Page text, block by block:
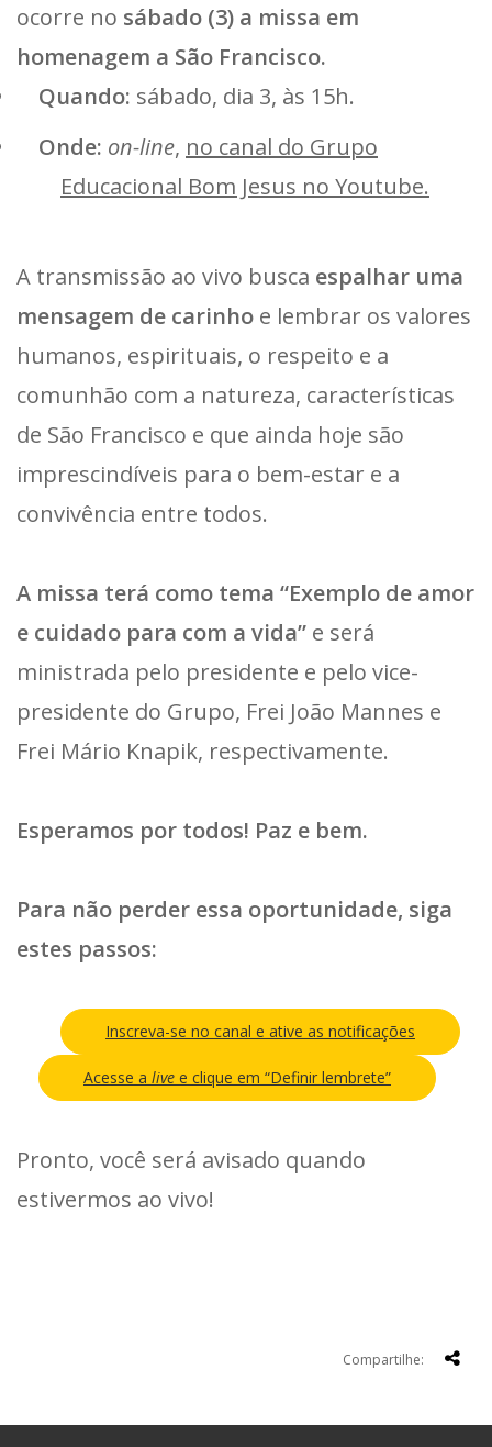
ocorre no sábado (3) a missa em
homenagem a São Francisco.
Quando: sábado, dia 3, às 15h.
Onde: on-line, no canal do Grupo
Educacional Bom Jesus no Youtube.
A transmissão ao vivo busca espalhar uma
mensagem de carinho e lembrar os valores
humanos, espirituais, o respeito e a
comunhão com a natureza, características
de São Francisco e que ainda hoje são
imprescindíveis para o bem-estar e a
convivência entre todos.
A missa terá como tema “Exemplo de amor
e cuidado para com a vida” e será
ministrada pelo presidente e pelo vice-
presidente do Grupo, Frei João Mannes e
Frei Mário Knapik, respectivamente.
Esperamos por todos! Paz e bem.
Para não perder essa oportunidade, siga
estes passos:
Inscreva-se no canal e ative as notificações
Acesse a live e clique em “Definir lembrete”
Pronto, você será avisado quando
estivermos ao vivo!
Compartilhe: